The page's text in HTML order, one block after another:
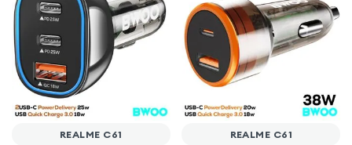
REALME C61 REALME C61